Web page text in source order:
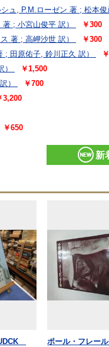
シュ, P.M.ローゼン 著 ; 松本俊
; 小宮山俊平 訳）
￥300
著 ; 高岬沙世 訳）
￥300
; 田原佑子, 鈴川正久 訳）
￥1,500
）
￥700
3,200
￥650
新
ポール・フレー